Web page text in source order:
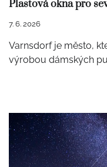
Plastová okna pro
7. 6. 2026
Varnsdorf je město,
výrobou dámských